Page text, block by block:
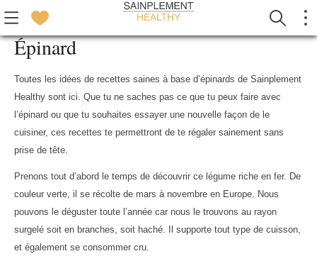
Épinard
Toutes les idées de recettes saines à base d’épinards de Sainplement
Healthy sont ici. Que tu ne saches pas ce que tu peux faire avec
l’épinard ou que tu souhaites essayer une nouvelle façon de le
cuisiner, ces recettes te permettront de te régaler sainement sans
prise de tête.
Prenons tout d’abord le temps de découvrir ce légume riche en fer. De
couleur verte, il se récolte de mars à novembre en Europe. Nous
pouvons le déguster toute l’année car nous le trouvons au rayon
surgelé soit en branches, soit haché. Il supporte tout type de cuisson,
et également se consommer cru.